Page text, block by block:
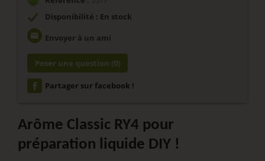
Disponibilité : En stock
email Envoyer à un ami
Poser une question (0)
Partager sur facebook !
Arôme Classic RY4 pour
préparation liquide DIY !